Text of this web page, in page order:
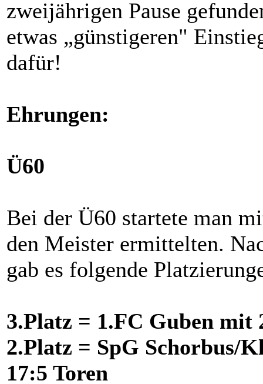
zweijährigen Pause
etwas „günstigeren"
dafür!
Ehrungen:
Ü60
Bei der Ü60 startete man
den Meister ermittelten.
gab es folgende
3.Platz = 1.FC Guben mit
2.Platz = SpG Schorbus/
17:5 Toren